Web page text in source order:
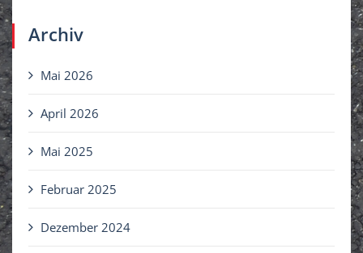
Archiv
Mai 2026
April 2026
Mai 2025
Februar 2025
Dezember 2024